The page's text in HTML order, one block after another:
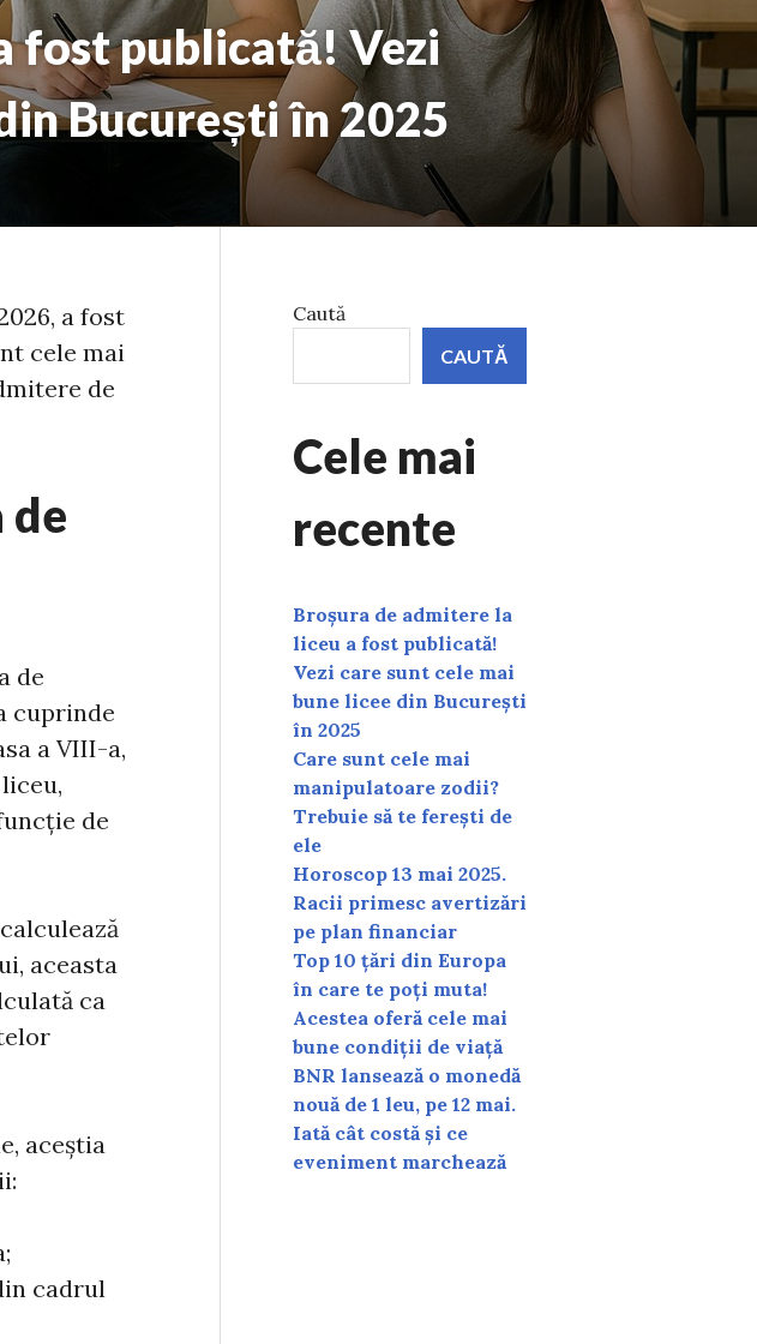
fost publicată! Vezi
București în 2025
a fost
cele mai
de
de
de
cuprinde
a VIII-a,
de
aceasta
ca
aceștia
cadrul
Caută
CAUTĂ
Cele mai
recente
Broșura de admitere la
liceu a fost publicată!
Vezi care sunt cele mai
bune licee din București
în 2025
Care sunt cele mai
manipulatoare zodii?
Trebuie să te ferești de
ele
Horoscop 13 mai 2025.
Racii primesc avertizări
pe plan financiar
Top 10 țări din Europa
în care te poți muta!
Acestea oferă cele mai
bune condiții de viață
BNR lansează o monedă
nouă de 1 leu, pe 12 mai.
Iată cât costă și ce
eveniment marchează